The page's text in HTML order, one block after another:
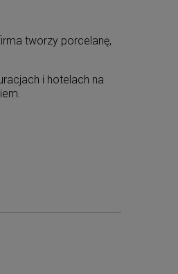
tworzy porcelanę,
i hotelach na